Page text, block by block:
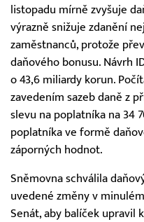
listopadu mírně zvyšuje
výrazně snižuje zdanění
zaměstnanců, protože
daňového bonusu. Návrh
o 43,6 miliardy korun.
zavedením sazeb daně z
slevu na poplatníka na 34
poplatníka ve formě
záporných hodnot.
Sněmovna schválila
uvedené změny v
Senát, aby balíček upravil